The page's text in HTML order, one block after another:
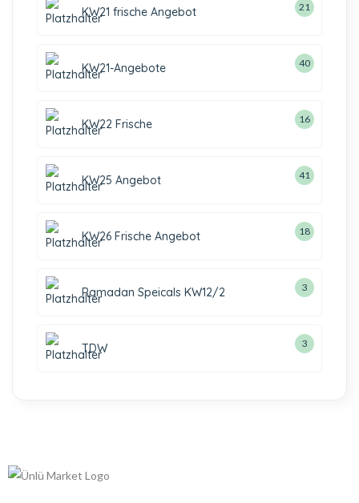
KW21 frische Angebot 21
KW21-Angebote 40
KW22 Frische 16
KW25 Angebot 41
KW26 Frische Angebot 18
Ramadan Speicals KW12/2 3
TDW 3